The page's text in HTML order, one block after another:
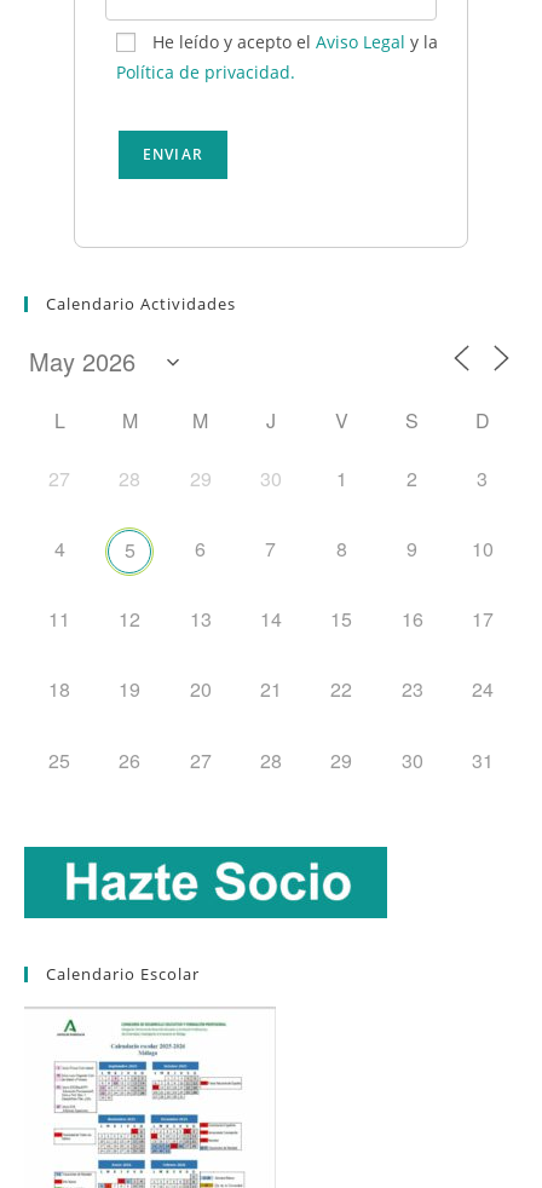
He leído y acepto el Aviso Legal y la
Política de privacidad.
Calendario Actividades
L M M J V S D
27 28 29 30 1 2 3
4 5 6 7 8 9 10
11 12 13 14 15 16 17
18 19 20 21 22 23 24
25 26 27 28 29 30 31
Calendario Escolar